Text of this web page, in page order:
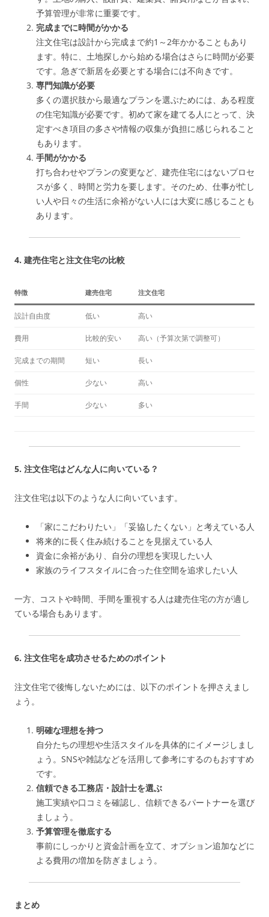
予算管理が非常に重要です。
完成までに時間がかかる
注文住宅は設計から完成まで約1～2年かかることもあり
ます。特に、土地探しから始める場合はさらに時間が必要
です。急ぎで新居を必要とする場合には不向きです。
専門知識が必要
多くの選択肢から最適なプランを選ぶためには、ある程度
の住宅知識が必要です。初めて家を建てる人にとって、決
定すべき項目の多さや情報の収集が負担に感じられること
もあります。
手間がかかる
打ち合わせやプランの変更など、建売住宅にはないプロセ
スが多く、時間と労力を要します。そのため、仕事が忙し
い人や日々の生活に余裕がない人には大変に感じることも
あります。
4. 建売住宅と注文住宅の比較
特徴 建売住宅 注文住宅
設計自由度 低い 高い
費用 比較的安い 高い（予算次第で調整可）
完成までの期間 短い 長い
個性 少ない 高い
手間 少ない 多い
5. 注文住宅はどんな人に向いている？
注文住宅は以下のような人に向いています。
「家にこだわりたい」「妥協したくない」と考えている人
将来的に長く住み続けることを見据えている人
資金に余裕があり、自分の理想を実現したい人
家族のライフスタイルに合った住空間を追求したい人
一方、コストや時間、手間を重視する人は建売住宅の方が適し
ている場合もあります。
6. 注文住宅を成功させるためのポイント
注文住宅で後悔しないためには、以下のポイントを押さえまし
ょう。
明確な理想を持つ
自分たちの理想や生活スタイルを具体的にイメージしまし
ょう。SNSや雑誌などを活用して参考にするのもおすすめ
です。
信頼できる工務店・設計士を選ぶ
施工実績や口コミを確認し、信頼できるパートナーを選び
ましょう。
予算管理を徹底する
事前にしっかりと資金計画を立て、オプション追加などに
よる費用の増加を防ぎましょう。
まとめ